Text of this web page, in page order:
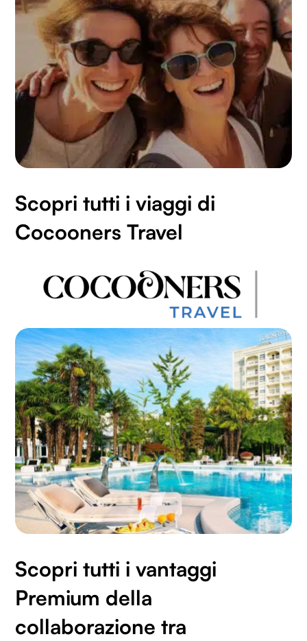
Scopri tutti i viaggi di
Cocooners Travel
Scopri tutti i vantaggi
Premium della
collaborazione tra